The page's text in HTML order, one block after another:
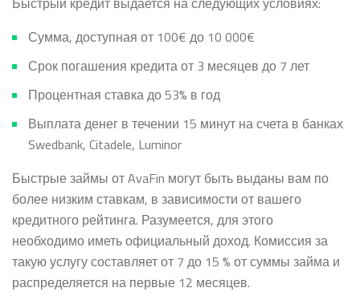
Сумма, доступная от 100€ до 10 000€
Срок погашения кредита от 3 месяцев до 7 лет
Процентная ставка до 53% в год
Выплата денег в течении 15 минут на счета в банках
Swedbank, Citadele, Luminor
Быстрые займы от AvaFin могут быть выданы вам по
более низким ставкам, в зависимости от вашего
кредитного рейтинга. Разумеется, для этого
необходимо иметь официальный доход. Комиссия за
такую услугу составляет от 7 до 15 % от суммы займа и
распределяется на первые 12 месяцев.